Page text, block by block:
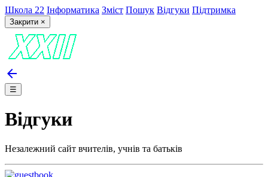
Школа 22 Інформатика Зміст Пошук Відгуки Підтримка
Закрити ×
arrow_back
☰
Відгуки
Незалежний сайт вчителів, учнів та батьків